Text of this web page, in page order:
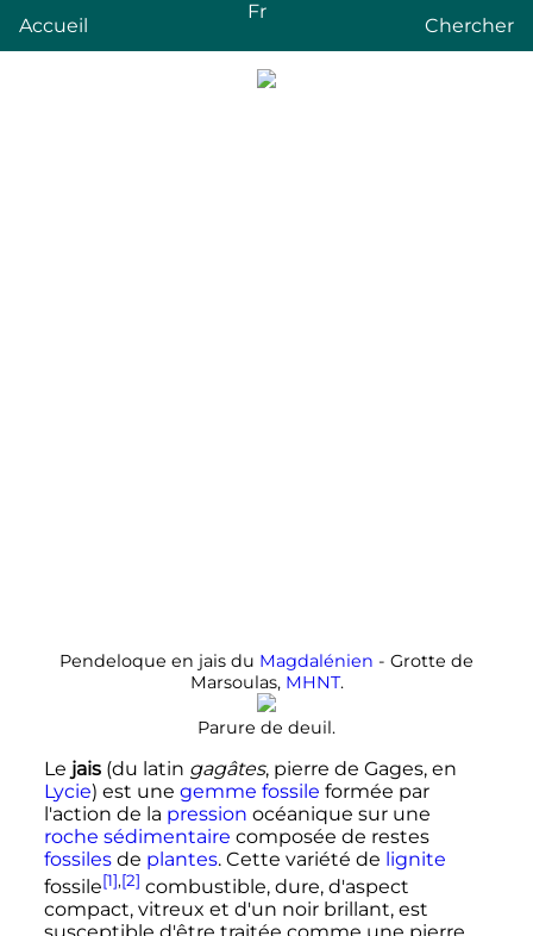
Accueil
Fr
Chercher
Pendeloque en jais du Magdalénien - Grotte de
Marsoulas, MHNT.
Parure de deuil.
Le jais(du latin gagâtes, pierre de Gages, en
Lycie) est une gemme fossile formée par
l'action de la pression océanique sur une
roche sédimentaire composée de restes
fossilesde plantes. Cette variété de lignite
fossile[1],[2] combustible, dure, d'aspect
compact, vitreux et d'un noir brillant, est